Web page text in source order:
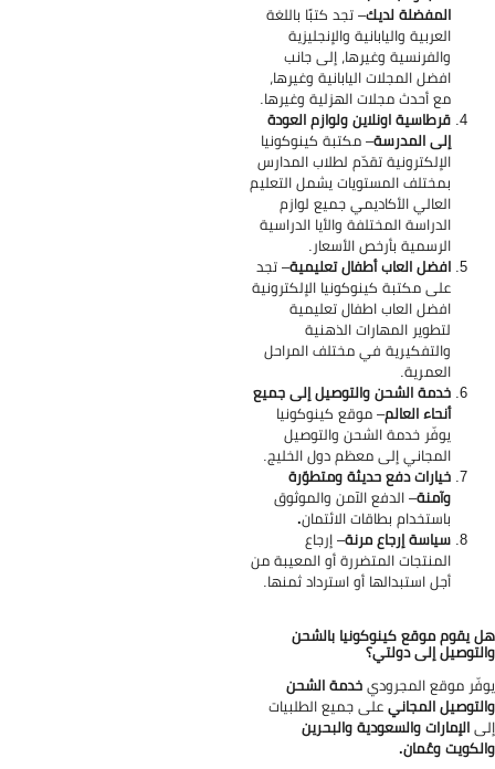
المفضلة لديك– تجد كتبًا باللغة
العربية واليابانية والإنجليزية
والفرنسية وغيرها، إلى جانب
افضل المجلات اليابانية وغيرها،
مع أحدث مجلات الهزلية وغيرها.
قرطاسية اونلاين ولوازم العودة
إلى المدرسة– مكتبة كينوكونيا
الإلكترونية تقدّم لطلاب المدارس
بمختلف المستويات يشمل التعليم
العالي الأكاديمي جميع لوازم
الدراسة المختلفة والأيا الدراسية
الرسمية بأرخص الأسعار.
افضل العاب أطفال تعليمية– تجد
على مكتبة كينوكونيا الإلكترونية
افضل العاب اطفال تعليمية
لتطوير المهارات الذهنية
والتفكيرية في مختلف المراحل
العمرية.
خدمة الشحن والتوصيل إلى جميع
أنحاء العالم– موقع كينوكونيا
يوفّر خدمة الشحن والتوصيل
المجاني إلى معظم دول الخليج.
خيارات دفع حديثة ومتطوّرة
وآمنة– الدفع الآمن والموثوق
باستخدام بطاقات الائتمان.
سياسة إرجاع مرنة– إرجاع
المنتجات المتضررة أو المعيبة من
أجل استبدالها أو استرداد ثمنها.
يقوم موقع كينوكونيا بالشحن
إلى دولتي؟
موقع المجروديخدمة الشحن
المجانيعلى جميع الطلبيات
الإمارات والسعودية والبحرين
وعُمان.